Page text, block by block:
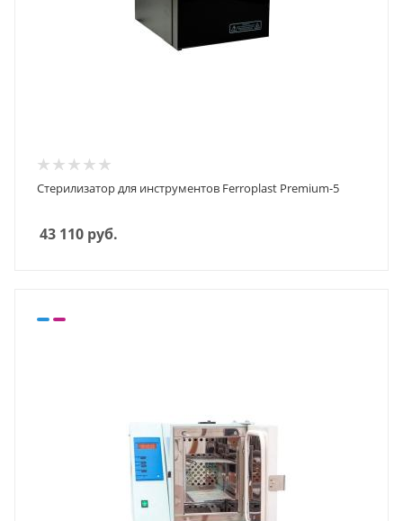
Стерилизатор для инструментов Ferroplast Premium-5
43 110 руб.